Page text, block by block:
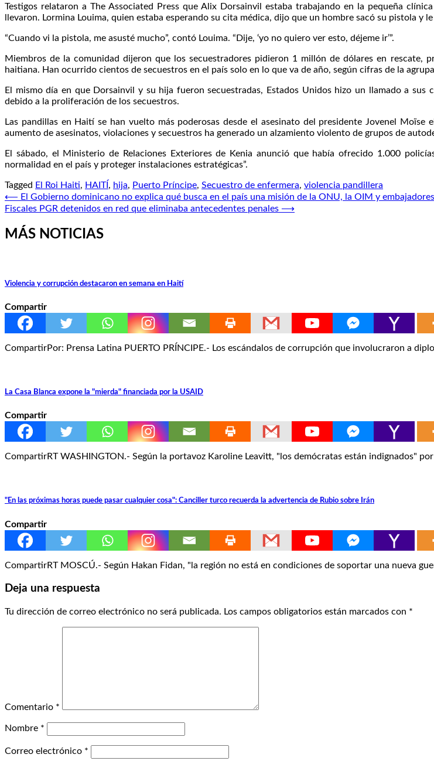
Testigos relataron a The Associated Press que Alix Dorsainvil estaba trabajando en la pequeña
llevaron. Lormina Louima, quien estaba esperando su cita médica, dijo que un hombre sacó su pistola y
“Cuando vi la pistola, me asusté mucho”, contó Louima. “Dije, ‘yo no quiero ver esto, déjeme ir’”.
Miembros de la comunidad dijeron que los secuestradores pidieron 1 millón de dólares en
haitiana. Han ocurrido cientos de secuestros en el país solo en lo que va de año, según cifras de la
El mismo día en que Dorsainvil y su hija fueron secuestradas, Estados Unidos hizo un llamado a
debido a la proliferación de los secuestros.
Las pandillas en Haití se han vuelto más poderosas desde el asesinato del presidente Jovenel
aumento de asesinatos, violaciones y secuestros ha generado un alzamiento violento de grupos de
El sábado, el Ministerio de Relaciones Exteriores de Kenia anunció que había ofrecido 1.000
normalidad en el país y proteger instalaciones estratégicas”.
Tagged El Roi Haiti, HAITÍ , hija, Puerto Príncipe, Secuestro de enfermera, violencia pandillera
Navegación
de
entradas
⟵ El Gobierno dominicano no explica qué busca en el país una misión de la ONU, la OIM y
Fiscales PGR detenidos en red que eliminaba antecedentes penales ⟶
MÁS NOTICIAS
Violencia y corrupción destacaron en semana en Haití
Compartir
CompartirPor: Prensa Latina PUERTO PRÍNCIPE.- Los escándalos de corrupción que involucraron a
La Casa Blanca expone la "mierda" financiada por la USAID
Compartir
CompartirRT WASHINGTON.- Según la portavoz Karoline Leavitt, "los demócratas están indignados"
"En las próximas horas puede pasar cualquier cosa": Canciller turco recuerda la advertencia de Rubio sobre Irán
Compartir
CompartirRT MOSCÚ.- Según Hakan Fidan, "la región no está en condiciones de soportar una nueva
Deja una respuesta
Tu dirección de correo electrónico no será publicada. Los campos obligatorios están marcados con *
Comentario *
Nombre *
Correo electrónico *